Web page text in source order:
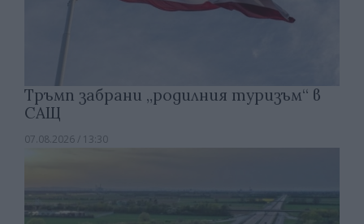
Тръмп забрани „родилния туризъм“ в
САЩ
07.08.2026 / 13:30